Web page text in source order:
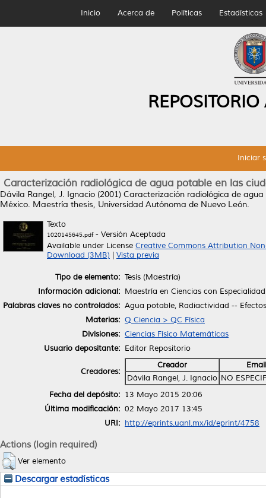
Inicio Acerca de Políticas Estadísticas
Iniciar
Caracterización radiológica de agua potable en las
Dávila Rangel, J. Ignacio (2001) Caracterización radiológica de
México. Maestría thesis, Universidad Autónoma de Nuevo León.
Texto
1020145645.pdf- Versión Aceptada
Available under License Creative Commons Attribution
Download (3MB)
Vista previa
Tipo de elemento: Tesis (Maestría)
Información adicional: Maestría en Ciencias con
Palabras claves no controlados: Agua potable, Radiactividad --
Materias: Q Ciencia > QC Física
Divisiones: Ciencias Físico Matemáticas
Usuario depositante: Editor Repositorio
Creadores:
Creador
Email
Dávila Rangel, J. Ignacio NO
Fecha del depósito: 13 Mayo 2015 20:06
Última modificación: 02 Mayo 2017 13:45
URI: http://eprints.uanl.mx/id/eprint/4758
Actions (login required)
Ver elemento
Descargar estadísticas